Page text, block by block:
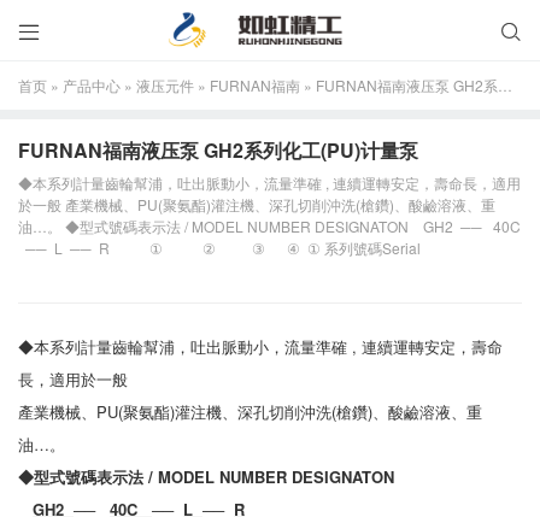


首页 » 产品中心 » 液压元件 » FURNAN福南 » FURNAN福南液压泵 GH2系列化工(PU)计量泵
FURNAN福南液压泵 GH2系列化工(PU)计量泵
◆本系列計量齒輪幫浦，吐出脈動小，流量準確 , 連續運轉安定，壽命長，適用
於一般 產業機械、PU(聚氨酯)灌注機、深孔切削沖洗(槍鑽)、酸鹼溶液、重
油…。 ◆型式號碼表示法 / MODEL NUMBER DESIGNATON GH2 ── 40C
── L ── R ① ② ③ ④ ① 系列號碼Serial
◆本系列計量齒輪幫浦，吐出脈動小，流量準確 , 連續運轉安定，壽命
長，適用於一般
產業機械、PU(聚氨酯)灌注機、深孔切削沖洗(槍鑽)、酸鹼溶液、重
油…。
◆型式號碼表示法 / MODEL NUMBER DESIGNATON
GH2 ── 40C ── L ── R